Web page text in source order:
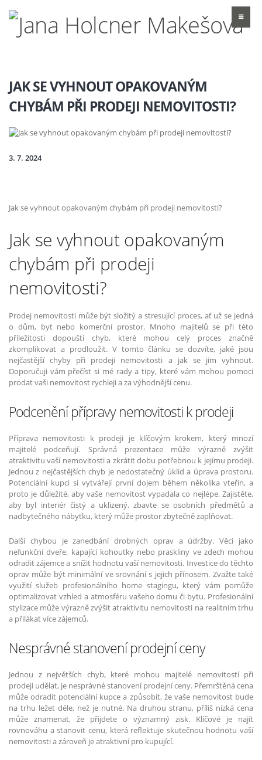
JAK SE VYHNOUT OPAKOVANÝM
CHYBÁM PŘI PRODEJI NEMOVITOSTI?
3. 7. 2024
Jak se vyhnout opakovaným chybám při prodeji nemovitosti?
Jak se vyhnout opakovaným
chybám při prodeji
nemovitosti?
Prodej nemovitosti může být složitý a stresující proces, ať už se jedná
o dům, byt nebo komerční prostor. Mnoho majitelů se při této
příležitosti dopouští chyb, které mohou celý proces značně
zkomplikovat a prodloužit. V tomto článku se dozvíte, jaké jsou
nejčastější chyby při prodeji nemovitosti a jak se jim vyhnout.
Doporučuji vám přečíst si mé rady a tipy, které vám mohou pomoci
prodat vaši nemovitost rychleji a za výhodnější cenu.
Podcenění přípravy nemovitosti k prodeji
Příprava nemovitosti k prodeji je klíčovým krokem, který mnozí
majitelé podceňují. Správná prezentace může výrazně zvýšit
atraktivitu vaší nemovitosti a zkrátit dobu potřebnou k jejímu prodeji.
Jednou z nejčastějších chyb je nedostatečný úklid a úprava prostoru.
Potenciální kupci si vytvářejí první dojem během několika vteřin, a
proto je důležité, aby vaše nemovitost vypadala co nejlépe. Zajistěte,
aby byl interiér čistý a uklizený, zbavte se osobních předmětů a
nadbytečného nábytku, který může prostor zbytečně zaplňovat.
Další chybou je zanedbání drobných oprav a údržby. Věci jako
nefunkční dveře, kapající kohoutky nebo praskliny ve zdech mohou
odradit zájemce a snížit hodnotu vaší nemovitosti. Investice do těchto
oprav může být minimální ve srovnání s jejich přínosem. Zvažte také
využití služeb profesionálního home stagingu, který vám pomůže
optimalizovat vzhled a atmosféru vašeho domu či bytu. Profesionální
stylizace může výrazně zvýšit atraktivitu nemovitosti na realitním trhu
a přilákat více zájemců.
Nesprávné stanovení prodejní ceny
Jednou z největších chyb, které mohou majitelé nemovitostí při
prodeji udělat, je nesprávné stanovení prodejní ceny. Přemrštěná cena
může odradit potenciální kupce a způsobit, že vaše nemovitost bude
na trhu ležet déle, než je nutné. Na druhou stranu, příliš nízká cena
může znamenat, že přijdete o významný zisk. Klíčové je najít
rovnováhu a stanovit cenu, která reflektuje skutečnou hodnotu vaší
nemovitosti a zároveň je atraktivní pro kupující.